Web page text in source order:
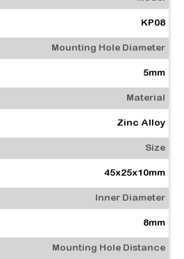
KP08
Mounting Hole Diameter
5mm
Material
Zinc Alloy
Size
45x25x10mm
Inner Diameter
8mm
Mounting Hole Distance